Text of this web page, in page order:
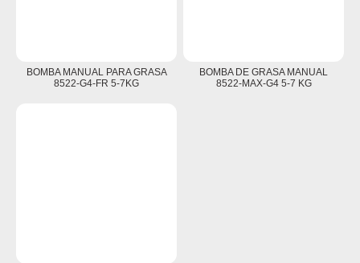
BOMBA MANUAL PARA GRASA
8522-G4-FR 5-7KG
BOMBA DE GRASA MANUAL
8522-MAX-G4 5-7 KG